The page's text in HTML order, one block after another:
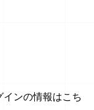
ンの情報はこち